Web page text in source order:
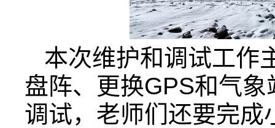
本次维护和调试工作
盘阵、更换GPS和气
调试，老师们还要完成